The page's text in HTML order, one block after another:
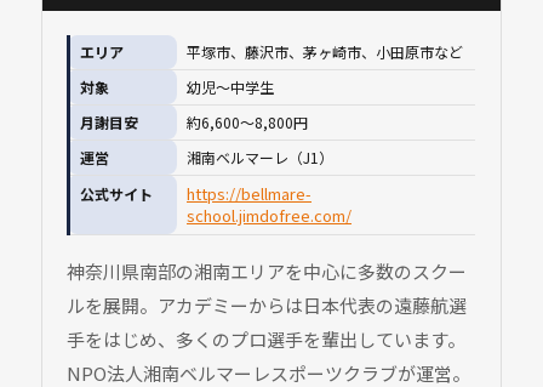
エリア
平塚市、藤沢市、茅ヶ崎市、小田原市など
対象
幼児〜中学生
月謝目安
約6,600〜8,800円
運営
湘南ベルマーレ（J1）
公式サイト
https://bellmare-
school.jimdofree.com/
神奈川県南部の湘南エリアを中心に多数のスクー
ルを展開。アカデミーからは日本代表の遠藤航選
手をはじめ、多くのプロ選手を輩出しています。
NPO法人湘南ベルマーレスポーツクラブが運営。